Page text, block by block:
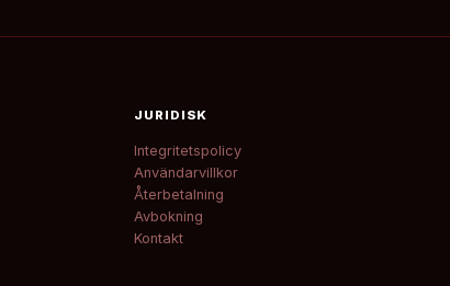
JURIDISK
Integritetspolicy
Användarvillkor
Återbetalning
Avbokning
Kontakt